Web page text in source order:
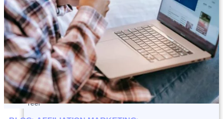
Paiements affiliés
Payez vos partenaires rapidement et créer une relation de
confiance.
Contactez et recrutez vos partenaires plus rapidement
Tracking and Analytics
Suivez vos ventes, votre CAC et vos performances en temps
réel